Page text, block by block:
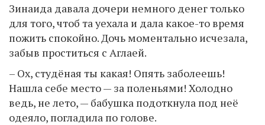
Зинаида давала дочери немного денег только
для того, чтоб та уехала и дала какое-то время
пожить спокойно. Дочь моментально исчезала,
забыв проститься с Аглаей.
– Ох, студёная ты какая! Опять заболеешь!
Нашла себе место — за поленьями! Холодно
ведь, не лето, — бабушка подоткнула под неё
одеяло, погладила по голове.